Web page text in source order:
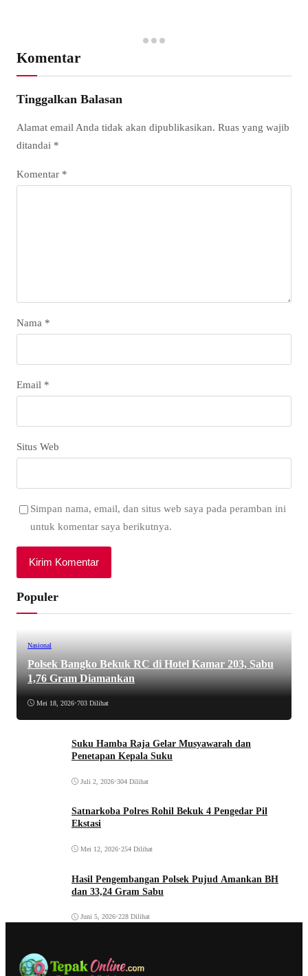
Komentar
Tinggalkan Balasan
Alamat email Anda tidak akan dipublikasikan. Ruas yang wajib
ditandai *
Komentar *
Nama *
Email *
Situs Web
Simpan nama, email, dan situs web saya pada peramban ini
untuk komentar saya berikutnya.
Populer
Nasional
Polsek Bangko Bekuk RC di Hotel Kamar 203, Sabu
1,76 Gram Diamankan
Mei 18, 2026•703 Dilihat
Suku Hamba Raja Gelar Musyawarah dan
Penetapan Kepala Suku
Juli 2, 2026•304 Dilihat
Satnarkoba Polres Rohil Bekuk 4 Pengedar Pil
Ekstasi
Mei 12, 2026•254 Dilihat
Hasil Pengembangan Polsek Pujud Amankan BH
dan 33,24 Gram Sabu
Juni 5, 2026•228 Dilihat